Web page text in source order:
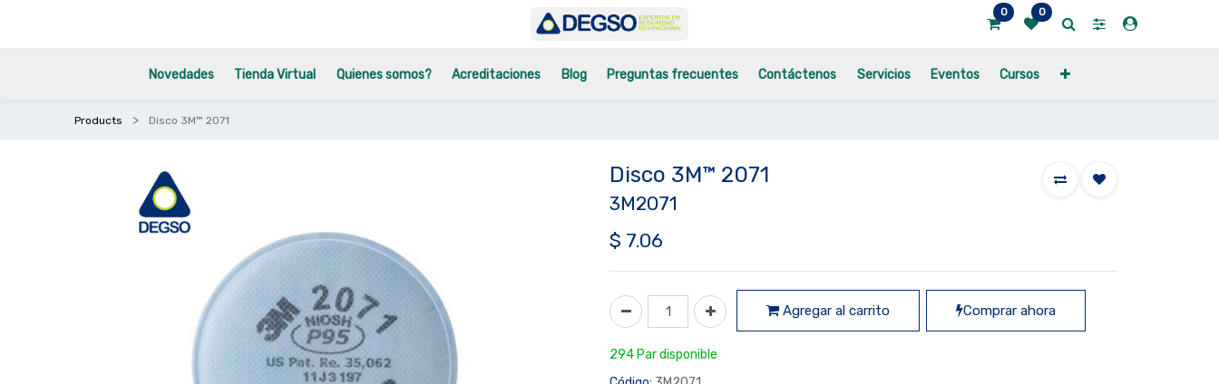
0 0
Novedades Tienda Virtual Quienes somos? Acreditaciones Blog Preguntas frecuentes Contáctenos Servicios Eventos Cursos
Products Disco 3M™ 2071
Disco 3M™ 2071
3M2071
$ 7.06
Agregar al carrito Comprar ahora
294 Par disponible